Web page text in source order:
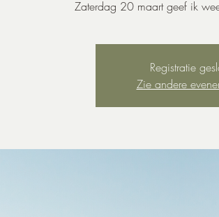
Zaterdag 20 maart geef ik
Registratie
Zie andere